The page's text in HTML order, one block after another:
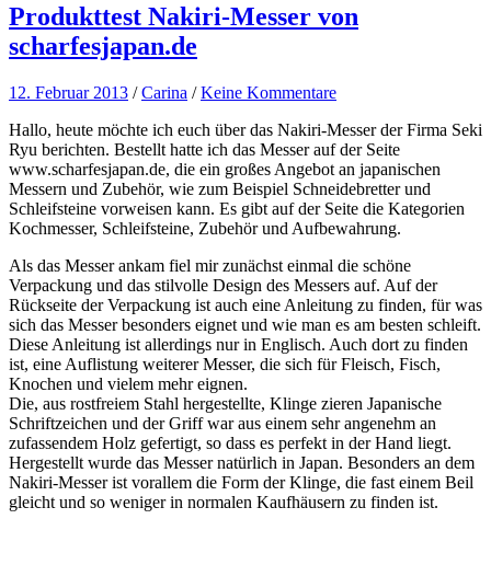
Produkttest Nakiri-Messer von
scharfesjapan.de
12. Februar 2013 /Carina /Keine Kommentare
Hallo, heute möchte ich euch über das Nakiri-Messer der Firma Seki
Ryu berichten. Bestellt hatte ich das Messer auf der Seite
www.scharfesjapan.de, die ein großes Angebot an japanischen
Messern und Zubehör, wie zum Beispiel Schneidebretter und
Schleifsteine vorweisen kann. Es gibt auf der Seite die Kategorien
Kochmesser, Schleifsteine, Zubehör und Aufbewahrung.
Als das Messer ankam fiel mir zunächst einmal die schöne
Verpackung und das stilvolle Design des Messers auf. Auf der
Rückseite der Verpackung ist auch eine Anleitung zu finden, für was
sich das Messer besonders eignet und wie man es am besten schleift.
Diese Anleitung ist allerdings nur in Englisch. Auch dort zu finden
ist, eine Auflistung weiterer Messer, die sich für Fleisch, Fisch,
Knochen und vielem mehr eignen.
Die, aus rostfreiem Stahl hergestellte, Klinge zieren Japanische
Schriftzeichen und der Griff war aus einem sehr angenehm an
zufassendem Holz gefertigt, so dass es perfekt in der Hand liegt.
Hergestellt wurde das Messer natürlich in Japan. Besonders an dem
Nakiri-Messer ist vorallem die Form der Klinge, die fast einem Beil
gleicht und so weniger in normalen Kaufhäusern zu finden ist.